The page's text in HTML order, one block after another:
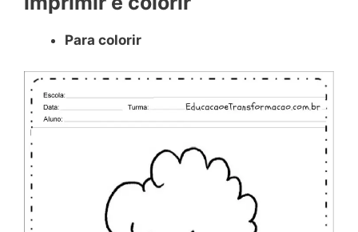
Para colorir